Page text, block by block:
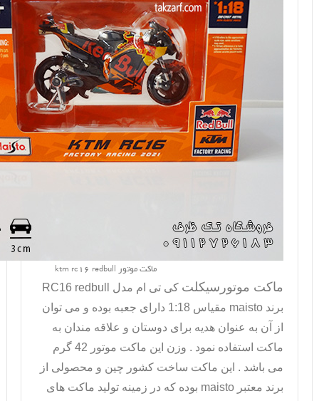
ماکت موتور ktm rc16 redbull
ماکت موتورسیکلت کی تی ام مدل
RC16 redbull
برند maisto
مقیاس 1:18 دارای جعبه بوده و می توان
از آن به عنوان هدیه برای دوستان و علاقه مندان به
ماکت استفاده نمود . وزن این ماکت موتور 42 گرم
می باشد . این ماکت ساخت کشور چین و محصولی از
برند معتبر maisto بوده که در زمینه تولید ماکت های